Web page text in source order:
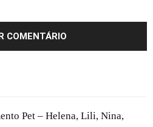
Pet – Helena, Lili, Nina,